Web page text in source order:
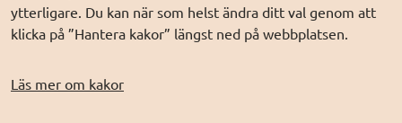
ytterligare. Du kan när som helst ändra ditt val genom att
klicka på ”Hantera kakor” längst ned på webbplatsen.
Läs mer om kakor
DIGG på
PressMachine
DIGG på
Digg play
Sveriges dataportal
Sweden Connect